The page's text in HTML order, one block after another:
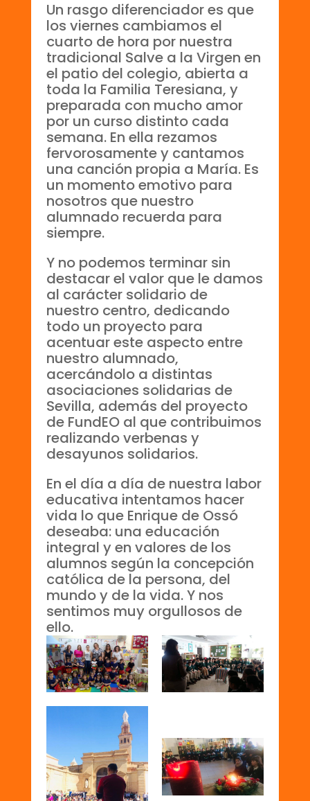
Un rasgo diferenciador es que
los viernes cambiamos el
cuarto de hora por nuestra
tradicional Salve a la Virgen en
el patio del colegio, abierta a
toda la Familia Teresiana, y
preparada con mucho amor
por un curso distinto cada
semana. En ella rezamos
fervorosamente y cantamos
una canción propia a María. Es
un momento emotivo para
nosotros que nuestro
alumnado recuerda para
siempre.
Y no podemos terminar sin
destacar el valor que le damos
al carácter solidario de
nuestro centro, dedicando
todo un proyecto para
acentuar este aspecto entre
nuestro alumnado,
acercándolo a distintas
asociaciones solidarias de
Sevilla, además del proyecto
de FundEO al que contribuimos
realizando verbenas y
desayunos solidarios.
En el día a día de nuestra labor
educativa intentamos hacer
vida lo que Enrique de Ossó
deseaba: una educación
integral y en valores de los
alumnos según la concepción
católica de la persona, del
mundo y de la vida. Y nos
sentimos muy orgullosos de
ello.